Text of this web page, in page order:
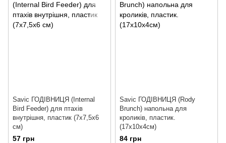
Savic ГОДІВНИЦЯ (Internal
Bird Feeder) для птахів
внутрішня, пластик (7х7,5х6
см)
57 грн
Savic ГОДІВНИЦЯ (Rody
Brunch) напольна для
кроликів, пластик.
(17х10х4см)
84 грн